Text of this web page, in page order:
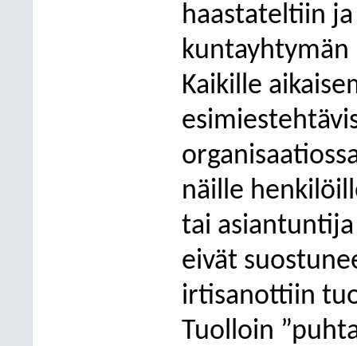
haastateltiin
kuntayhtymän
Kaikille
näille
tai
eivät
irtisanottiin
Tuolloin